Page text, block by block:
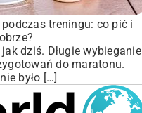
treningu: co pić i
dziś. Długie wybieganie
do maratonu.
było […]